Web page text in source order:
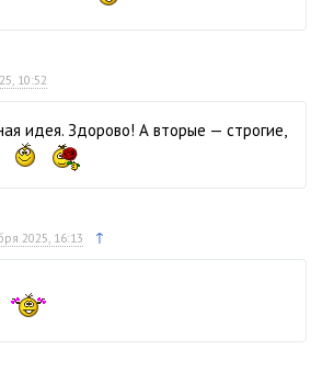
10:52
идея. Здорово! А вторые — строгие,
2025, 16:13 ↑